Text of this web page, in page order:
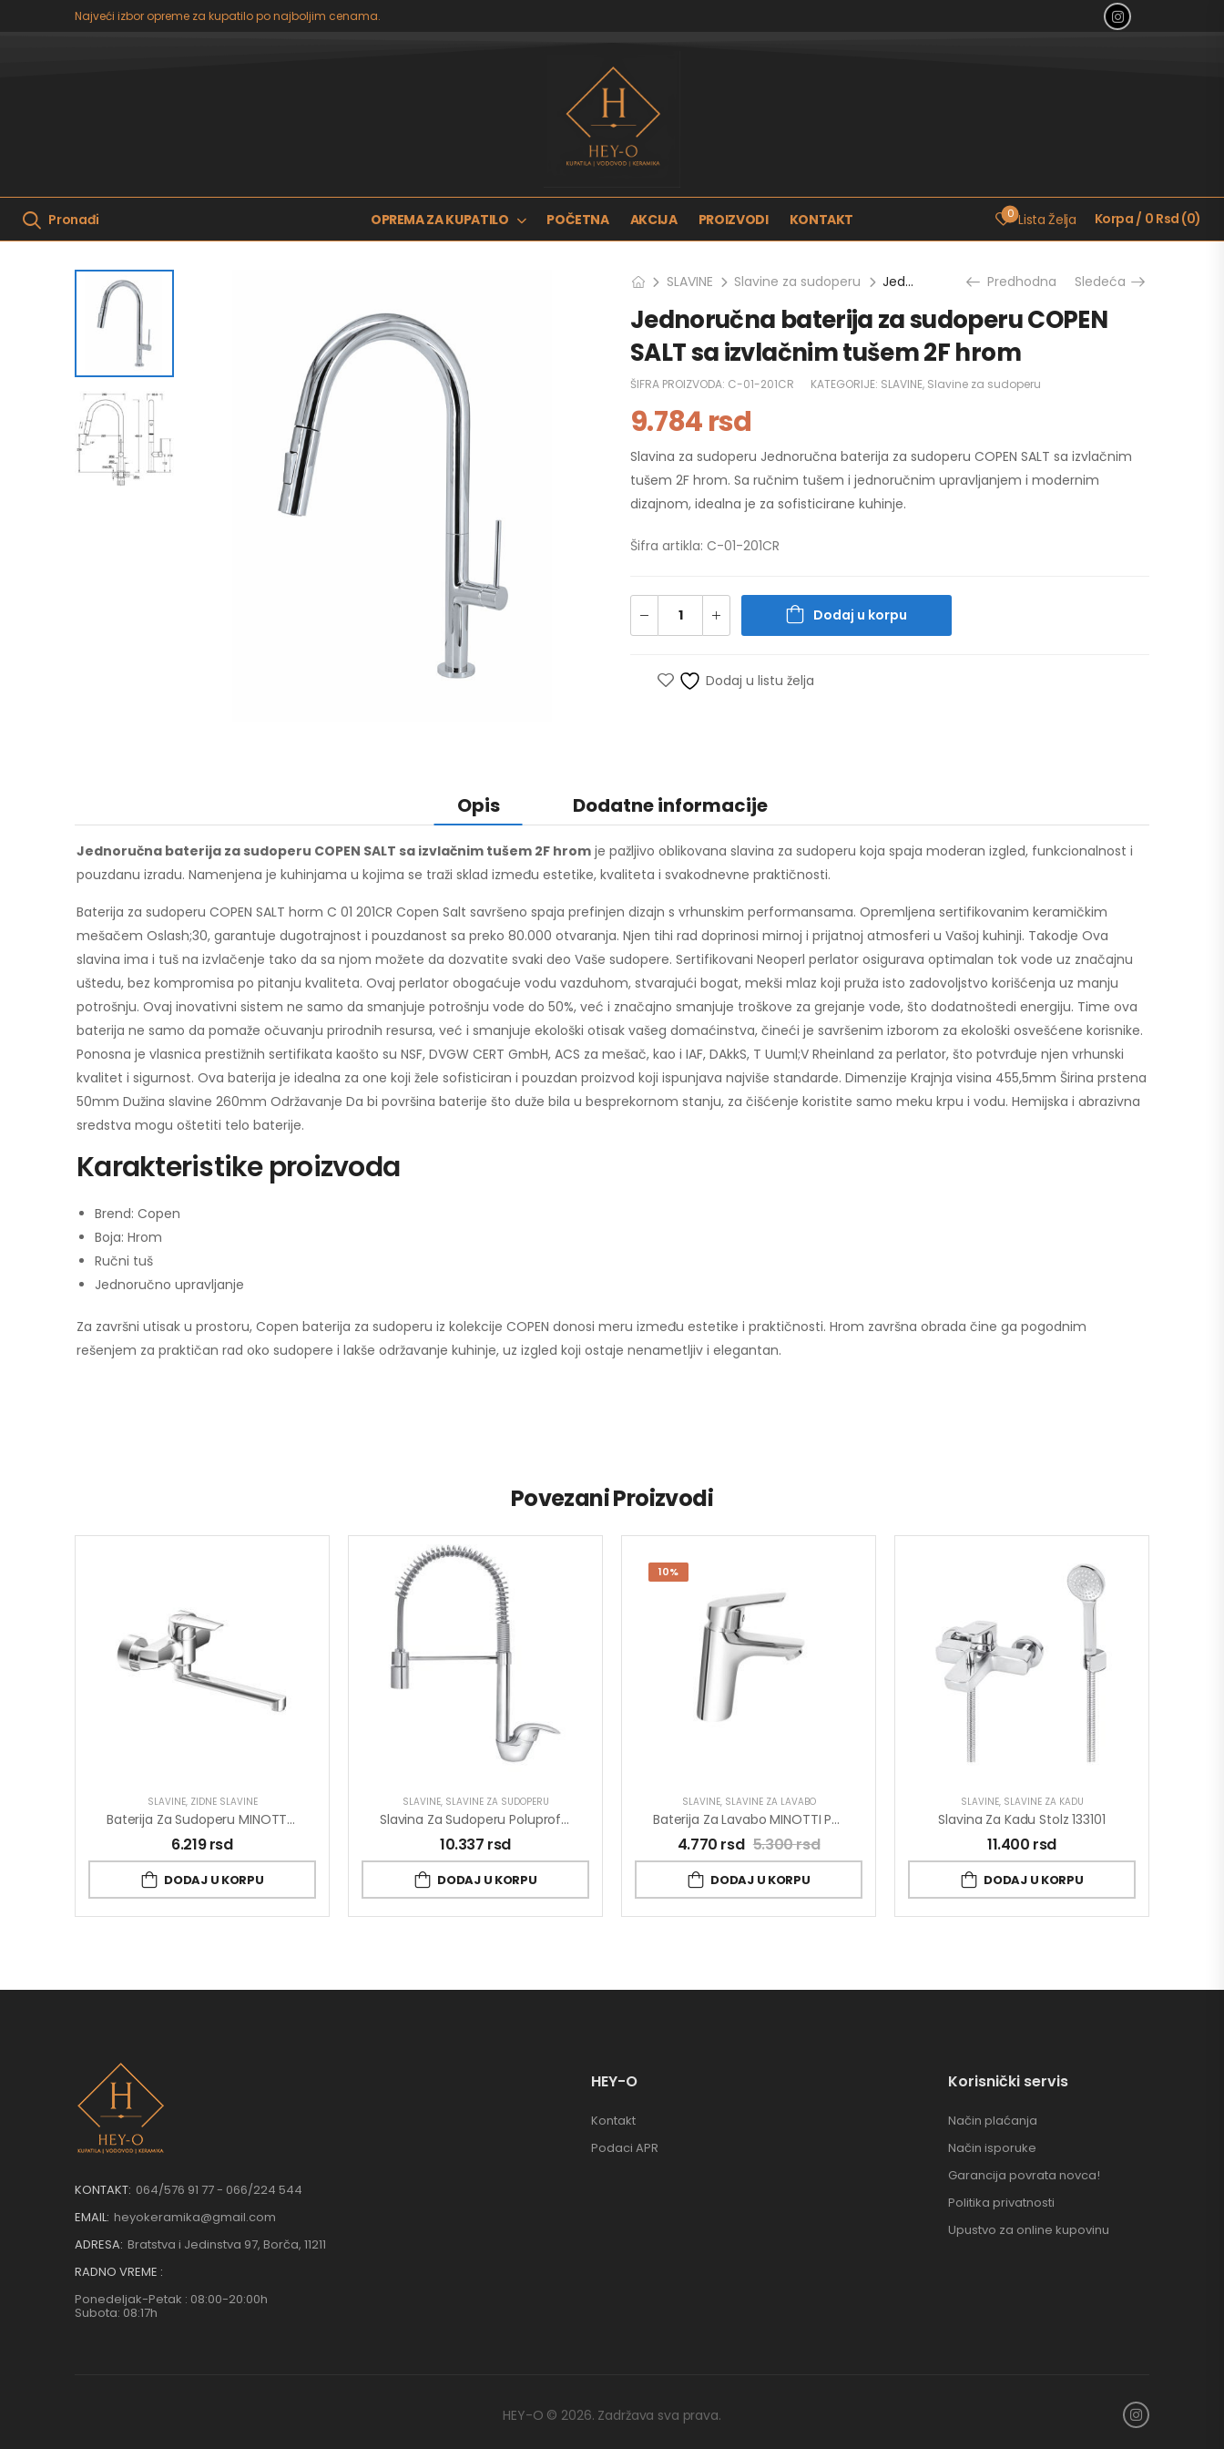
Najveći izbor opreme za kupatilo po najboljim cenama.
Pronađi OPREMA ZA KUPATILO POČETNA AKCIJA PROIZVODI KONTAKT 0 Lista Želja Korpa / 0 Rsd (0)
SLAVINE Slavine za sudoperu Jednoručna baterija za sudoperu COPEN SALT sa izvlačnim tušem 2F hrom Predhodna Sledeća
Jednoručna baterija za sudoperu COPEN
SALT sa izvlačnim tušem 2F hrom
ŠIFRA PROIZVODA: C-01-201CR KATEGORIJE: SLAVINE, Slavine za sudoperu
9.784rsd
Slavina za sudoperu Jednoručna baterija za sudoperu COPEN SALT sa izvlačnim
tušem 2F hrom. Sa ručnim tušem i jednoručnim upravljanjem i modernim
dizajnom, idealna je za sofisticirane kuhinje.
Šifra artikla: C-01-201CR
Dodaj u korpu
Dodaj u listu želja
Opis Dodatne informacije
Jednoručna baterija za sudoperu COPEN SALT sa izvlačnim tušem 2F hrom je pažljivo oblikovana slavina za sudoperu koja spaja moderan izgled, funkcionalnost i
pouzdanu izradu. Namenjena je kuhinjama u kojima se traži sklad između estetike, kvaliteta i svakodnevne praktičnosti.
Baterija za sudoperu COPEN SALT horm C 01 201CR Copen Salt savršeno spaja prefinjen dizajn s vrhunskim performansama. Opremljena sertifikovanim keramičkim
mešačem Oslash;30, garantuje dugotrajnost i pouzdanost sa preko 80.000 otvaranja. Njen tihi rad doprinosi mirnoj i prijatnoj atmosferi u Vašoj kuhinji. Takodje Ova
slavina ima i tuš na izvlačenje tako da sa njom možete da dozvatite svaki deo Vaše sudopere. Sertifikovani Neoperl perlator osigurava optimalan tok vode uz značajnu
uštedu, bez kompromisa po pitanju kvaliteta. Ovaj perlator obogaćuje vodu vazduhom, stvarajući bogat, mekši mlaz koji pruža isto zadovoljstvo korišćenja uz manju
potrošnju. Ovaj inovativni sistem ne samo da smanjuje potrošnju vode do 50%, već i značajno smanjuje troškove za grejanje vode, što dodatnoštedi energiju. Time ova
baterija ne samo da pomaže očuvanju prirodnih resursa, već i smanjuje ekološki otisak vašeg domaćinstva, čineći je savršenim izborom za ekološki osvešćene korisnike.
Ponosna je vlasnica prestižnih sertifikata kaošto su NSF, DVGW CERT GmbH, ACS za mešač, kao i IAF, DAkkS, T Uuml;V Rheinland za perlator, što potvrđuje njen vrhunski
kvalitet i sigurnost. Ova baterija je idealna za one koji žele sofisticiran i pouzdan proizvod koji ispunjava najviše standarde. Dimenzije Krajnja visina 455,5mm Širina prstena
50mm Dužina slavine 260mm Održavanje Da bi površina baterije što duže bila u besprekornom stanju, za čišćenje koristite samo meku krpu i vodu. Hemijska i abrazivna
sredstva mogu oštetiti telo baterije.
Karakteristike proizvoda
Brend: Copen
Boja: Hrom
Ručni tuš
Jednoručno upravljanje
Za završni utisak u prostoru, Copen baterija za sudoperu iz kolekcije COPEN donosi meru između estetike i praktičnosti. Hrom završna obrada čine ga pogodnim
rešenjem za praktičan rad oko sudopere i lakše održavanje kuhinje, uz izgled koji ostaje nenametljiv i elegantan.
Povezani Proizvodi
SLAVINE, ZIDNE SLAVINE
Baterija Za Sudoperu MINOTTI PRIMA Zidna Duga Lula 4115-L
6.219rsd
DODAJ U KORPU
SLAVINE, SLAVINE ZA SUDOPERU
Slavina Za Sudoperu Poluprofesionalna King J388003
10.337 rsd
DODAJ U KORPU
10%
SLAVINE, SLAVINE ZA LAVABO
Baterija Za Lavabo MINOTTI PRIMA 4112
4.770 rsd 5.300rsd
DODAJ U KORPU
SLAVINE, SLAVINE ZA KADU
Slavina Za Kadu Stolz 133101
11.400 rsd
DODAJ U KORPU
KONTAKT: 064/576 91 77 - 066/224 544
EMAIL: heyokeramika@gmail.com
ADRESA: Bratstva i Jedinstva 97, Borča, 11211
RADNO VREME :
Ponedeljak-Petak : 08:00-20:00h
Subota: 08:17h
HEY-O
Kontakt
Podaci APR
Korisnički servis
Način plaćanja
Način isporuke
Garancija povrata novca!
Politika privatnosti
Upustvo za online kupovinu
HEY-O © 2026. Zadržava sva prava.